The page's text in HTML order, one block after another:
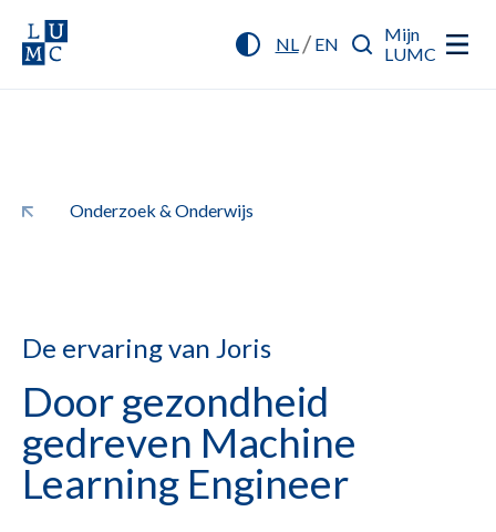
NL/ EN
Mijn
LUMC
Onderzoek & Onderwijs
De ervaring van Joris
Door gezondheid
gedreven Machine
Learning Engineer